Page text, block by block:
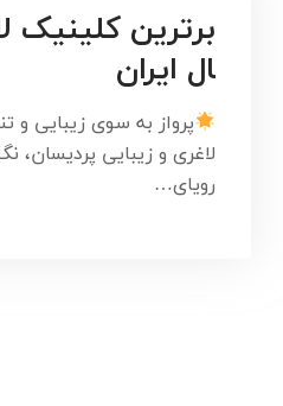
برترین کلینیک
ال ایران
پرواز به سوی زیبایی
لاغری و زیبایی پردیسان،
رویای…